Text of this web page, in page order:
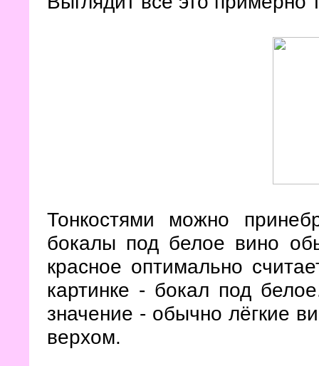
Тонкостями можно
бокалы под белое вино
красное оптимально
картинке - бокал под
значение - обычно лёгкие
верхом.